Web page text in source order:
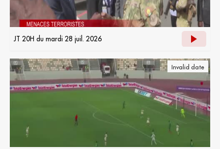
JT 20H du mardi 28 juil. 2026
Invalid date